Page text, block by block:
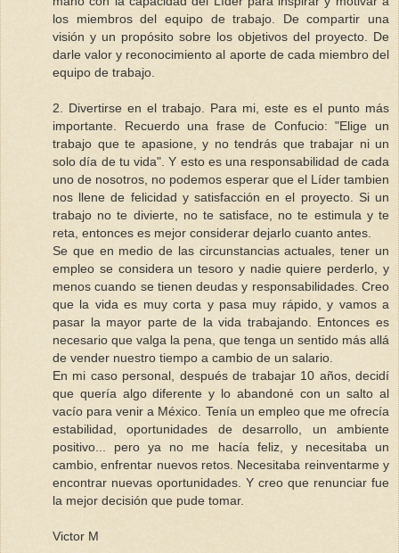
los miembros del equipo de trabajo. De compartir una
visión y un propósito sobre los objetivos del proyecto. De
darle valor y reconocimiento al aporte de cada miembro del
equipo de trabajo.
2. Divertirse en el trabajo. Para mi, este es el punto más
importante. Recuerdo una frase de Confucio: "Elige un
trabajo que te apasione, y no tendrás que trabajar ni un
solo día de tu vida". Y esto es una responsabilidad de cada
uno de nosotros, no podemos esperar que el Líder tambien
nos llene de felicidad y satisfacción en el proyecto. Si un
trabajo no te divierte, no te satisface, no te estimula y te
reta, entonces es mejor considerar dejarlo cuanto antes.
Se que en medio de las circunstancias actuales, tener un
empleo se considera un tesoro y nadie quiere perderlo, y
menos cuando se tienen deudas y responsabilidades. Creo
que la vida es muy corta y pasa muy rápido, y vamos a
pasar la mayor parte de la vida trabajando. Entonces es
necesario que valga la pena, que tenga un sentido más allá
de vender nuestro tiempo a cambio de un salario.
En mi caso personal, después de trabajar 10 años, decidí
que quería algo diferente y lo abandoné con un salto al
vacío para venir a México. Tenía un empleo que me ofrecía
estabilidad, oportunidades de desarrollo, un ambiente
positivo... pero ya no me hacía feliz, y necesitaba un
cambio, enfrentar nuevos retos. Necesitaba reinventarme y
encontrar nuevas oportunidades. Y creo que renunciar fue
la mejor decisión que pude tomar.
Victor M